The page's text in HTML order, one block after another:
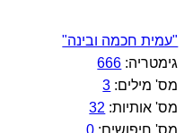
"עמית חכמה ובינה"
גימטריה: 666
מס' מילים: 3
מס' אותיות: 32
מס' חיפושים: 0